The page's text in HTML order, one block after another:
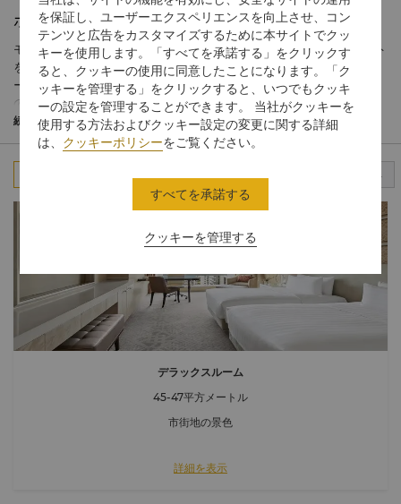
ホテルゲストルーム
モダンで豪華な空間が広がる全室576室のゲストルームとスイート
をご用意しております。客室面積は、ゲストルームでは45平方メ
ートルから、スイートでは90～235平方メートルと様々なサイズ
のお部屋をご用意しております。ゲストルームでは、都心の景観
にマッチし、お部屋のアクセントとなる大理石やシルク、イタリ
ア製のライトカラーの木材などの上質な資材をシームレスに使っ
ております。
続きを読む
スタンダードルーム クラブルーム スイート
デラックスルーム
45-47平方メートル
市街地の景色
詳細を表示
を保証し、ユーザーエクスペリエンスを向上させ、コン
テンツと広告をカスタマイズするために本サイトでクッ
キーを使用します。「すべてを承諾する」をクリックす
ると、クッキーの使用に同意したことになります。「ク
ッキーを管理する」をクリックすると、いつでもクッキ
ーの設定を管理することができます。 当社がクッキーを
使用する方法およびクッキー設定の変更に関する詳細
は、 クッキーポリシーをご覧ください。
クッキーを管理する
すべてを承諾する